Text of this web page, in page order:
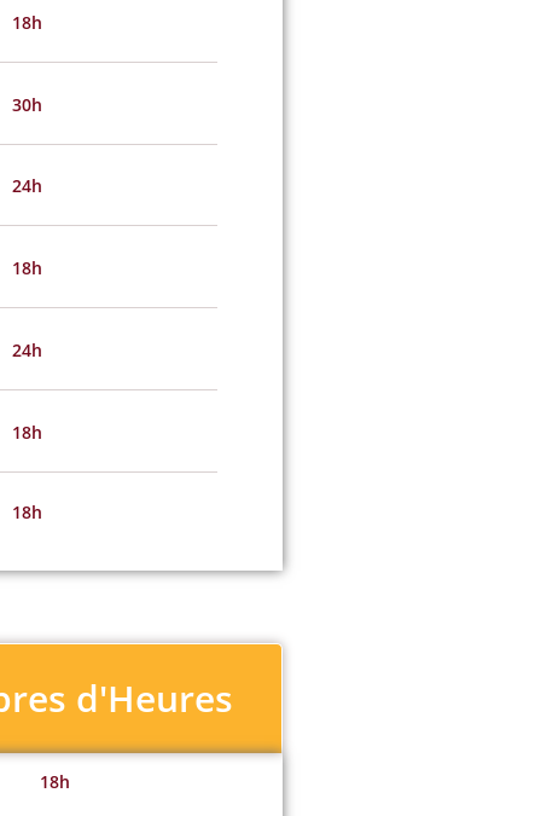
18h
30h
24h
18h
24h
18h
18h
d'Heures
18h